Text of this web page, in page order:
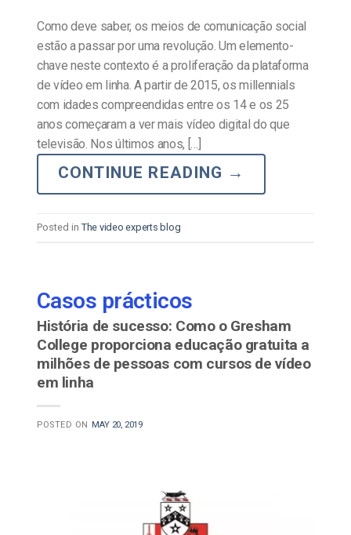
Como deve saber, os meios de comunicação social
estão a passar por uma revolução. Um elemento-
chave neste contexto é a proliferação da plataforma
de vídeo em linha. A partir de 2015, os millennials
com idades compreendidas entre os 14 e os 25
anos começaram a ver mais vídeo digital do que
televisão. Nos últimos anos, […]
CONTINUE READING →
Posted in The video experts blog
Casos prácticos
História de sucesso: Como o Gresham
College proporciona educação gratuita a
milhões de pessoas com cursos de vídeo
em linha
POSTED ON MAY 20, 2019